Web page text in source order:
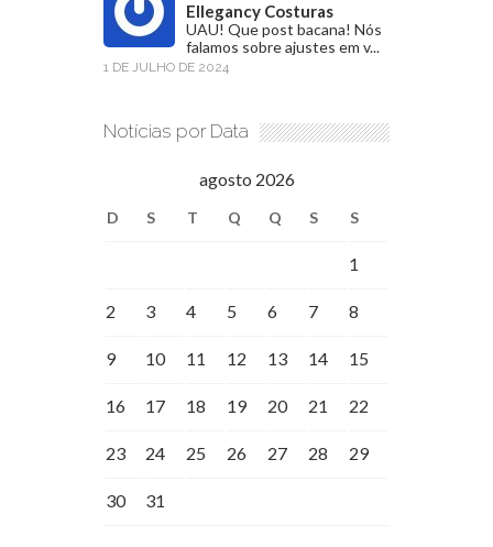
Ellegancy Costuras
UAU! Que post bacana! Nós
falamos sobre ajustes em v...
1 DE JULHO DE 2024
Notícias por Data
agosto 2026
D S T Q Q S S
1
2 3 4 5 6 7 8
9 10 11 12 13 14 15
16 17 18 19 20 21 22
23 24 25 26 27 28 29
30 31